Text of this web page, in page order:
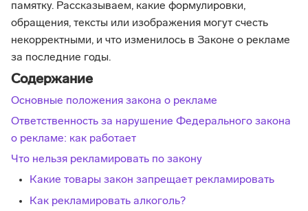
памятку. Рассказываем, какие формулировки,
обращения, тексты или изображения могут счесть
некорректными, и что изменилось в Законе о рекламе
за последние годы.
Содержание
Основные положения закона о рекламе
Ответственность за нарушение Федерального закона
о рекламе: как работает
Что нельзя рекламировать по закону
Какие товары закон запрещает рекламировать
Как рекламировать алкоголь?